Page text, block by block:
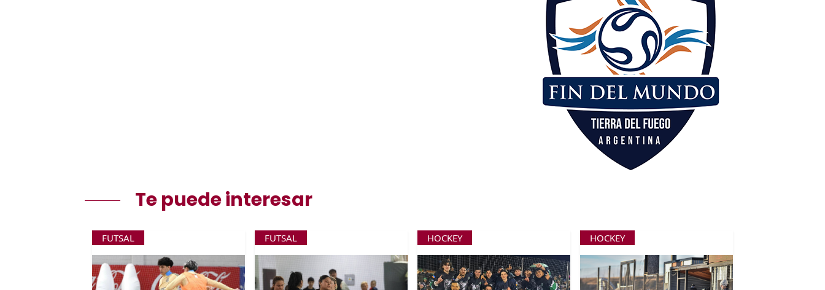
Te puede interesar
FUTSAL FUTSAL HOCKEY HOCKEY